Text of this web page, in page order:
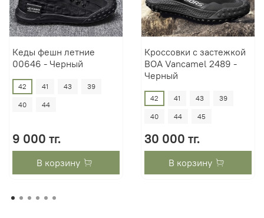
Кеды фешн летние
00646 - Черный
42 41 43 39
40 44
9 000 тг.
В корзину
Кроссовки с застежкой
BOA Vancamel 2489 -
Черный
42 41 43 39
40 44 45
30 000 тг.
В корзину